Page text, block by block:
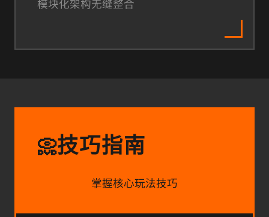
模块化架构无缝整合
📀技巧指南
掌握核心玩法技巧